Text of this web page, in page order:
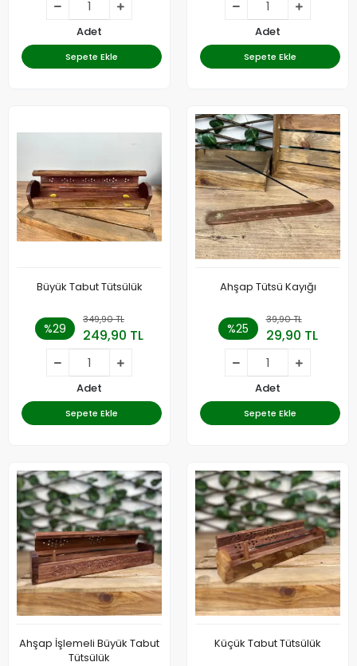
Adet
Sepete Ekle
Adet
Sepete Ekle
Büyük Tabut Tütsülük
%29
349,90 TL
249,90 TL
Adet
Sepete Ekle
Ahşap Tütsü Kayığı
%25
39,90 TL
29,90 TL
Adet
Sepete Ekle
Ahşap İşlemeli Büyük Tabut
Tütsülük
Küçük Tabut Tütsülük